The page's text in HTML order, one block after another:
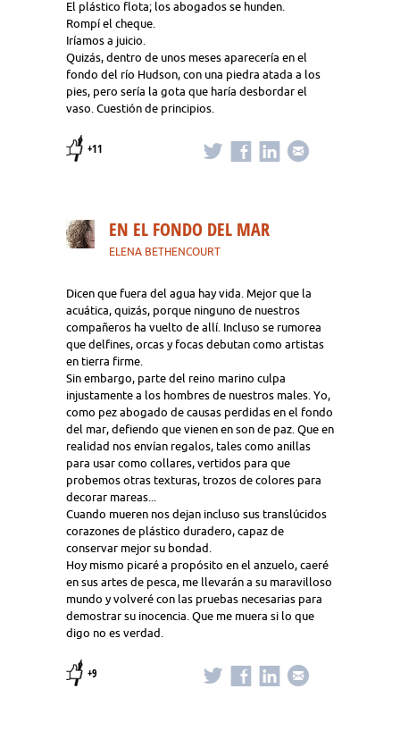
El plástico flota; los abogados se hunden.
Rompí el cheque.
Iríamos a juicio.
Quizás, dentro de unos meses aparecería en el
fondo del río Hudson, con una piedra atada a los
pies, pero sería la gota que haría desbordar el
vaso. Cuestión de principios.
+11
EN EL FONDO DEL MAR
ELENA BETHENCOURT
Dicen que fuera del agua hay vida. Mejor que la
acuática, quizás, porque ninguno de nuestros
compañeros ha vuelto de allí. Incluso se rumorea
que delfines, orcas y focas debutan como artistas
en tierra firme.
Sin embargo, parte del reino marino culpa
injustamente a los hombres de nuestros males. Yo,
como pez abogado de causas perdidas en el fondo
del mar, defiendo que vienen en son de paz. Que en
realidad nos envían regalos, tales como anillas
para usar como collares, vertidos para que
probemos otras texturas, trozos de colores para
decorar mareas...
Cuando mueren nos dejan incluso sus translúcidos
corazones de plástico duradero, capaz de
conservar mejor su bondad.
Hoy mismo picaré a propósito en el anzuelo, caeré
en sus artes de pesca, me llevarán a su maravilloso
mundo y volveré con las pruebas necesarias para
demostrar su inocencia. Que me muera si lo que
digo no es verdad.
+9